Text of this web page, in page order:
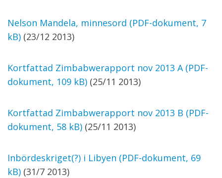
Nelson Mandela, minnesord (PDF-dokument, 7
kB) (23/12 2013)
Kortfattad Zimbabwerapport nov 2013 A (PDF-
dokument, 109 kB) (25/11 2013)
Kortfattad Zimbabwerapport nov 2013 B (PDF-
dokument, 58 kB) (25/11 2013)
Inbördeskriget(?) i Libyen (PDF-dokument, 69
kB) (31/7 2013)